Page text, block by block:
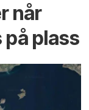
når
plass